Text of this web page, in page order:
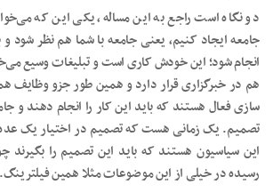
دو نگاه است راجع به این مساله، یکی این که
جامعه ایجاد کنیم، یعنی جامعه با شما هم نظر
انجام شود؛ این خودش کاری است و تبلیغات وسیع
هم در خبرگزاری قرار دارد و همین طور جزو وظایف
سازی فعال هستند که باید این کار را انجام دهند و
تصمیم. یک زمانی هست که تصمیم در اختیار یک
این سیاسیون هستند که باید این تصمیم را بگیرند
رسیده در خیلی از این موضوعات مثلا همین فیلترینگ.